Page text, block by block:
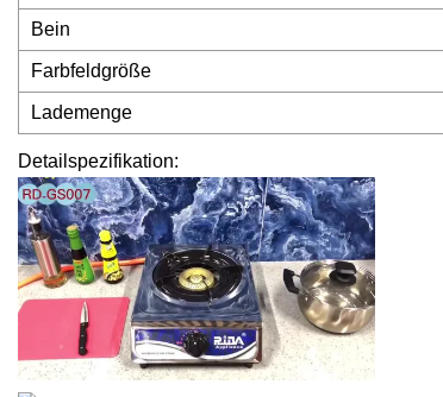
Bein
Farbfeldgröße
Lademenge
Detailspezifikation: